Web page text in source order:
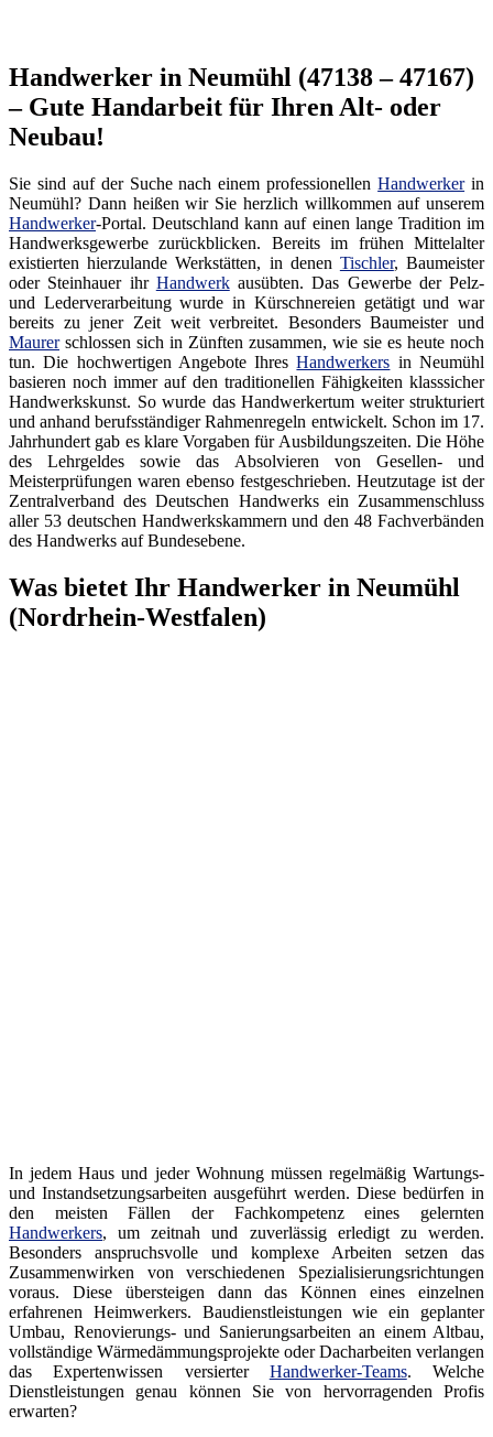
Handwerker in Neumühl (47138 – 47167)
– Gute Handarbeit für Ihren Alt- oder
Neubau!
Sie sind auf der Suche nach einem professionellenHandwerkerin
Neumühl? Dann heißen wir Sie herzlich willkommen auf unserem
Handwerker-Portal. Deutschland kann auf einen lange Tradition im
Handwerksgewerbe zurückblicken. Bereits im frühen Mittelalter
existierten hierzulande Werkstätten, in denen Tischler, Baumeister
oder Steinhauer ihr Handwerkausübten. Das Gewerbe der Pelz-
und Lederverarbeitung wurde in Kürschnereien getätigt und war
bereits zu jener Zeit weit verbreitet. Besonders Baumeister und
Maurerschlossen sich in Zünften zusammen, wie sie es heute noch
tun. Die hochwertigen Angebote IhresHandwerkers in Neumühl
basieren noch immer auf den traditionellen Fähigkeiten klasssicher
Handwerkskunst. So wurde das Handwerkertum weiter strukturiert
und anhand berufsständiger Rahmenregeln entwickelt. Schon im 17.
Jahrhundert gab es klare Vorgaben für Ausbildungszeiten. Die Höhe
des Lehrgeldes sowie das Absolvieren von Gesellen- und
Meisterprüfungen waren ebenso festgeschrieben. Heutzutage ist der
Zentralverband des Deutschen Handwerks ein Zusammenschluss
aller 53 deutschen Handwerkskammern und den 48 Fachverbänden
des Handwerks auf Bundesebene.
Was bietet Ihr Handwerker in Neumühl
(Nordrhein-Westfalen)
In jedem Haus und jeder Wohnung müssen regelmäßig Wartungs-
und Instandsetzungsarbeiten ausgeführt werden. Diese bedürfen in
den meisten Fällen der Fachkompetenz eines gelernten
Handwerkers, um zeitnah und zuverlässig erledigt zu werden.
Besonders anspruchsvolle und komplexe Arbeiten setzen das
Zusammenwirken von verschiedenen Spezialisierungsrichtungen
voraus. Diese übersteigen dann das Können eines einzelnen
erfahrenen Heimwerkers. Baudienstleistungen wie ein geplanter
Umbau, Renovierungs- und Sanierungsarbeiten an einem Altbau,
vollständige Wärmedämmungsprojekte oder Dacharbeiten verlangen
das Expertenwissen versierter Handwerker-Teams. Welche
Dienstleistungen genau können Sie von hervorragenden Profis
erwarten?